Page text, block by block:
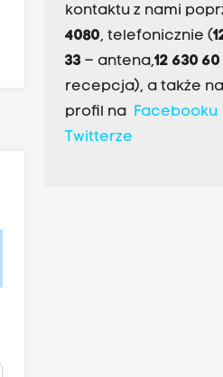
kontaktu z nami
4080, telefonicznie (
33– antena,12 630 60
recepcja), a także
profil na Facebooku
Twitterze